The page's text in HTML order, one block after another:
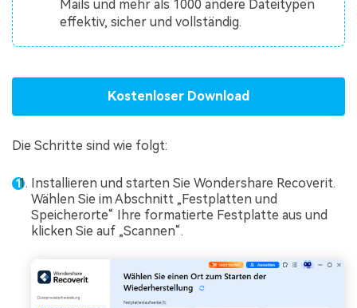
Mails und mehr als 1000 andere Dateitypen
effektiv, sicher und vollständig.
Kostenloser Download
Die Schritte sind wie folgt:
Installieren und starten Sie Wondershare Recoverit.
Wählen Sie im Abschnitt „Festplatten und
Speicherorte“ Ihre formatierte Festplatte aus und
klicken Sie auf „Scannen“.